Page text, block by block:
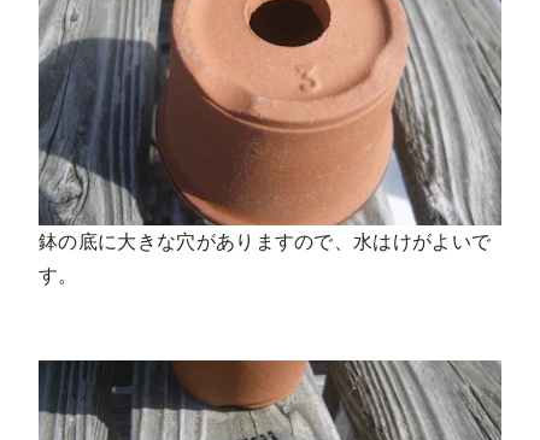
鉢の底に大きな穴がありますので、水はけがよいで
す。